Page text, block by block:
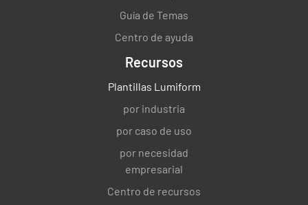
Guía de Temas
Centro de ayuda
Recursos
Plantillas Lumiform
por industria
por caso de uso
por necesidad
empresarial
Centro de recursos